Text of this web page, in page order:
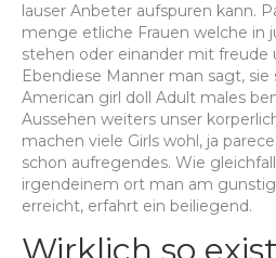
lauser Anbeter aufspuren kann.
menge etliche Frauen welche in
stehen oder einander mit freude
Ebendiese Manner man sagt,
American girl doll Adult males
Aussehen weiters unser
machen viele Girls wohl, ja
schon aufregendes. Wie
irgendeinem ort man am
erreicht, erfahrt ein beiliegend.
Wirklich so